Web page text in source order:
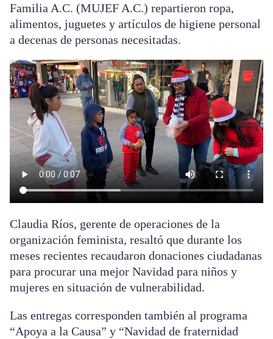
Familia A.C. (MUJEF A.C.) repartieron ropa,
alimentos, juguetes y artículos de higiene personal
a decenas de personas necesitadas.
Claudia Ríos, gerente de operaciones de la
organización feminista, resaltó que durante los
meses recientes recaudaron donaciones ciudadanas
para procurar una mejor Navidad para niños y
mujeres en situación de vulnerabilidad.
Las entregas corresponden también al programa
“Apoya a la Causa” y “Navidad de fraternidad